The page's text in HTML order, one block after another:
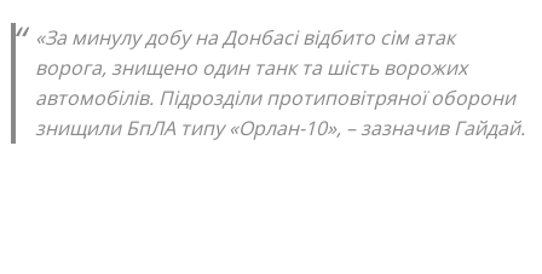
«За минулу добу на Донбасі відбито сім атак
ворога, знищено один танк та шість ворожих
автомобілів. Підрозділи протиповітряної оборони
знищили БпЛА типу «Орлан-10», – зазначив Гайдай.